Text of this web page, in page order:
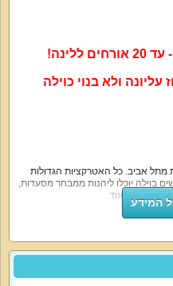
ולא בנוי כוילה
סבא נמצאת במרחק של 10 דקות מתל אביב. כל האטרקציות הגדולות
בוילה יוכלו ליהנות ממבחר מסעדות,
חופי ים ועוד.
במרכז הארץ, מצאתם את
המקום המתאים. וילה סאנרייז מתאימה ל-50 אורחים. היא מרכזת את כל
המידע